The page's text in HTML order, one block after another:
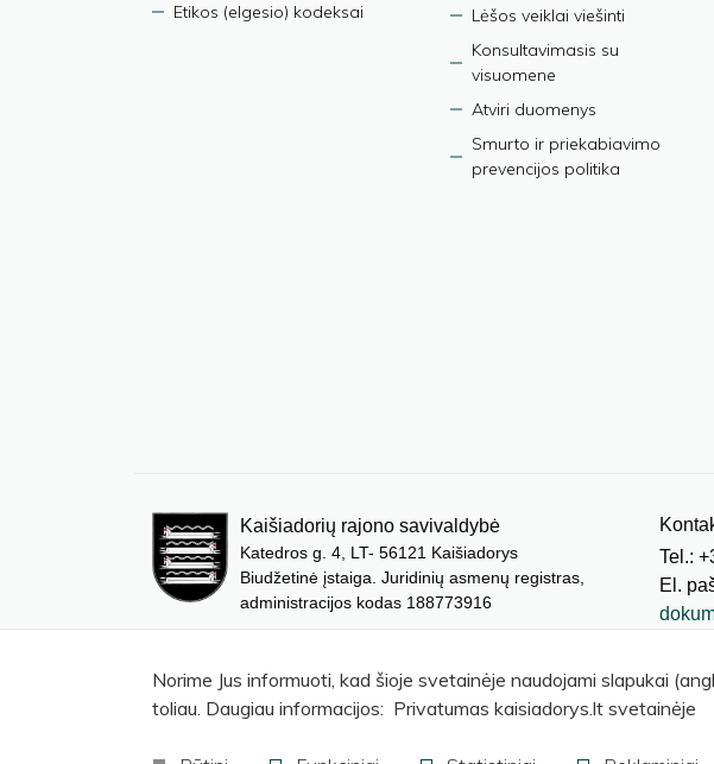
Etikos (elgesio) kodeksai
Lėšos veiklai viešinti
Konsultavimasis su
visuomene
Atviri duomenys
Smurto ir priekabiavimo
prevencijos politika
Kaišiadorių rajono savivaldybė
Katedros g. 4, LT- 56121 Kaišiadorys
Biudžetinė įstaiga. Juridinių asmenų registras,
administracijos kodas 188773916
Tel.:
El.
©
Norime Jus informuoti, kad šioje svetainėje naudojami slapukai
toliau. Daugiau informacijos: Privatumas kaisiadorys.lt svetainėje